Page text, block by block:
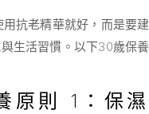
抗老精華就好，而是要
生活習慣。以下30歲保
原則 1：保